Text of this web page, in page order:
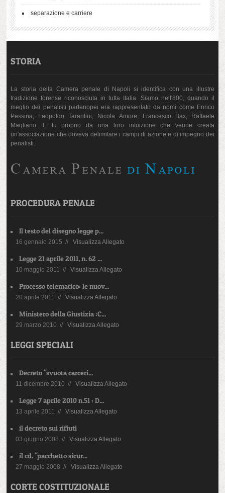
separazione e carriere
STORIA
La storia della Camera penale di Napoli si identifica con una illustre
tradizione forense riconosciuta in tutta Italia. Siamo nell'800, quando il
meglio dei penalisti partenopei era rappresentato da nomi come Enrico
Pessina, Leopoldo Tarantini, Nicola Amore, Francesco Bax, Raffaele
Magliano. E fu proprio da una loro intuizione che venne creata
un'associazione che doveva delimitare i campi di azione e di impegno dei
penalisti.
PROCEDURA PENALE
Il testo del disegno legge p...
16 gennaio 2015 // Visualizza Allegato
Legge 21 aprile 2011, n. 62 ...
10 maggio 2011 // Visualizza Allegato
Processo telematico: le nuov...
20 aprile 2011 // Visualizza Allegato
Ministero della Giustizia :C...
29 marzo 2010 // Visualizza Allegato
LEGGI SPECIALI
Decreto "svuota carceri...
11 dicembre 2010 // Visualizza Allegato
Legge 7 aprile 2010 n.51 : D...
13 aprile 2011 // Visualizza Allegato
il decreto sui rifiuti
03 giugno 2008 // Visualizza Allegato
il cd. "pacchetto sicur...
27 maggio 2008 // Visualizza Allegato
CORTE COSTITUZIONALE